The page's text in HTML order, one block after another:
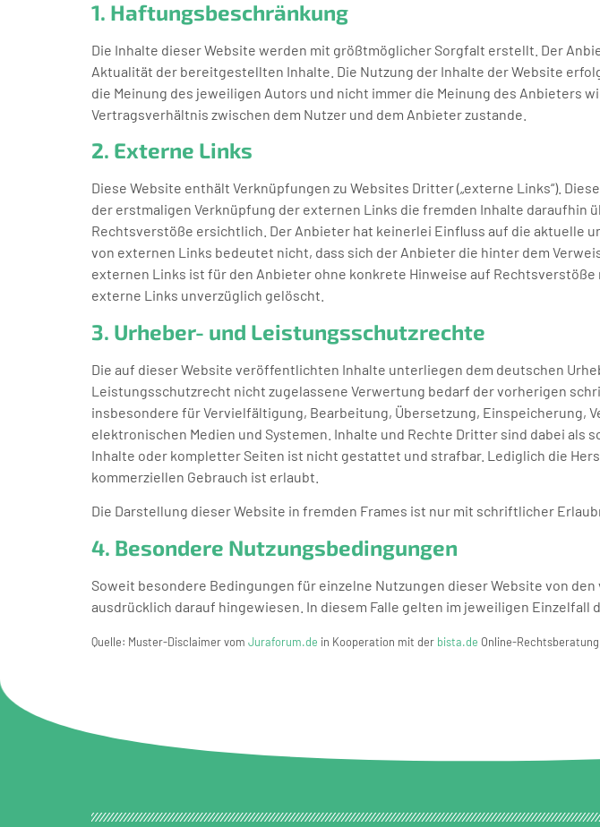
1. Haftungsbeschränkung
Die Inhalte dieser Website werden mit größtmöglicher Sorgfalt erstellt. Der
Aktualität der bereitgestellten Inhalte. Die Nutzung der Inhalte der Website
die Meinung des jeweiligen Autors und nicht immer die Meinung des Anbieters
Vertragsverhältnis zwischen dem Nutzer und dem Anbieter zustande.
2. Externe Links
Diese Website enthält Verknüpfungen zu Websites Dritter („externe Links“).
der erstmaligen Verknüpfung der externen Links die fremden Inhalte
Rechtsverstöße ersichtlich. Der Anbieter hat keinerlei Einfluss auf die aktuelle
von externen Links bedeutet nicht, dass sich der Anbieter die hinter dem
externen Links ist für den Anbieter ohne konkrete Hinweise auf
externe Links unverzüglich gelöscht.
3. Urheber- und Leistungsschutzrechte
Die auf dieser Website veröffentlichten Inhalte unterliegen dem deutschen
Leistungsschutzrecht nicht zugelassene Verwertung bedarf der vorherigen
insbesondere für Vervielfältigung, Bearbeitung, Übersetzung, Einspeicherung,
elektronischen Medien und Systemen. Inhalte und Rechte Dritter sind dabei
Inhalte oder kompletter Seiten ist nicht gestattet und strafbar. Lediglich die
kommerziellen Gebrauch ist erlaubt.
Die Darstellung dieser Website in fremden Frames ist nur mit schriftlicher
4. Besondere Nutzungsbedingungen
Soweit besondere Bedingungen für einzelne Nutzungen dieser Website von
ausdrücklich darauf hingewiesen. In diesem Falle gelten im jeweiligen Einzelfall
Quelle: Muster-Disclaimer vom Juraforum.de in Kooperation mit der bista.de Online-